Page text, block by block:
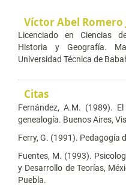
Víctor Abel Romero
Licenciado en Ciencias
Historia y Geografía.
Universidad Técnica de
Citas
Fernández, A.M. (1989).
genealogía. Buenos Aires,
Ferry, G. (1991). Pedagogía
Fuentes, M. (1993).
y Desarrollo de Teorías,
Puebla.